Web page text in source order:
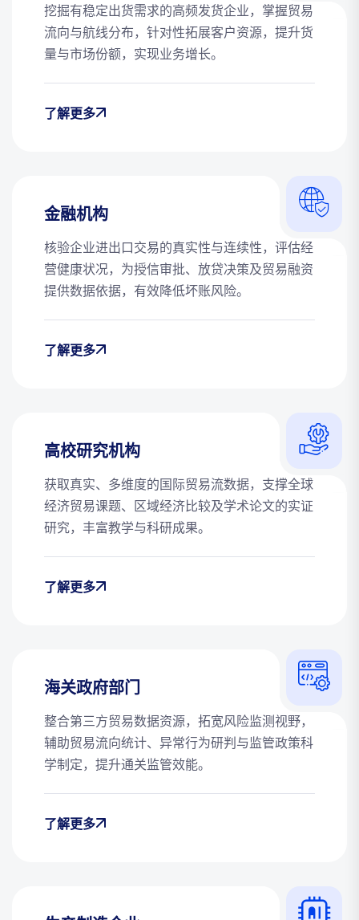
挖掘有稳定出货需求的高频发货企业，掌握贸易
流向与航线分布，针对性拓展客户资源，提升货
量与市场份额，实现业务增长。
了解更多
金融机构
核验企业进出口交易的真实性与连续性，评估经
营健康状况，为授信审批、放贷决策及贸易融资
提供数据依据，有效降低坏账风险。
了解更多
高校研究机构
获取真实、多维度的国际贸易流数据，支撑全球
经济贸易课题、区域经济比较及学术论文的实证
研究，丰富教学与科研成果。
了解更多
海关政府部门
整合第三方贸易数据资源，拓宽风险监测视野，
辅助贸易流向统计、异常行为研判与监管政策科
学制定，提升通关监管效能。
了解更多